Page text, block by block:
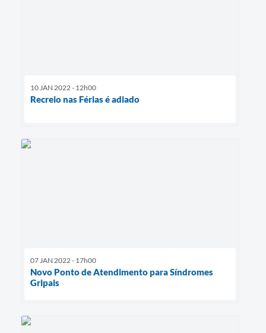
10 JAN 2022 - 12h00
Recreio nas Férias é adiado
07 JAN 2022 - 17h00
Novo Ponto de Atendimento para Síndromes
Gripais